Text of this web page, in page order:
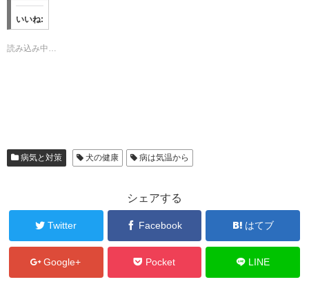
いいね:
読み込み中…
病気と対策 犬の健康 病は気温から
シェアする
Twitter Facebook はてブ
Google+ Pocket LINE